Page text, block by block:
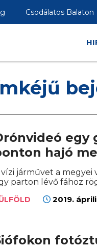
Csodálatos Balaton
egy
hajó
vízi járművet a
parton lévő fához
2019.